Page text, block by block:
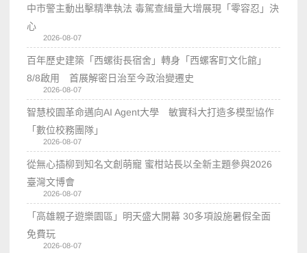
中市警主動出擊精準執法 毒駕查緝量大增展現「零容忍」決
心
2026-08-07
百年歷史建築「西螺街長宿舍」轉身「西螺客町文化館」
8/8啟用 首展解密日治至今政治變遷史
2026-08-07
智慧校園革命邁向AI Agent大學 敏實科大打造多模型協作
「數位校務團隊」
2026-08-07
從無心插柳到知名文創萌寵 蜜柑站長以全新主題參與2026
臺灣文博會
2026-08-07
「高雄親子遊樂園區」明天盛大開幕 30多項設施暑假全面
免費玩
2026-08-07